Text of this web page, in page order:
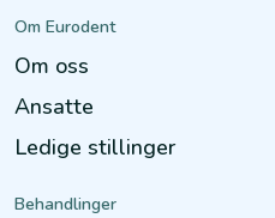
Om Eurodent
Om oss
Ansatte
Ledige stillinger
Behandlinger